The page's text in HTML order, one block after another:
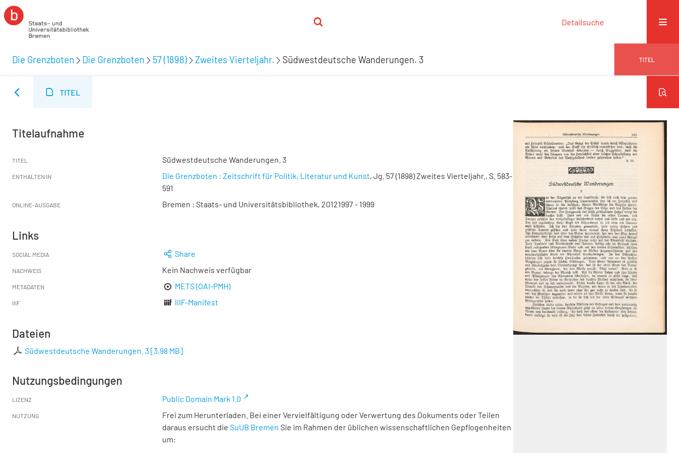
Detailsuche
Die Grenzboten Die Grenzboten 57 (1898) Zweites Vierteljahr. Südwestdeutsche Wanderungen. 3 TITEL
TITEL
Titelaufnahme
TITEL Südwestdeutsche Wanderungen. 3
ENTHALTEN IN Die Grenzboten : Zeitschrift für Politik, Literatur und Kunst, Jg. 57 (1898) Zweites Vierteljahr., S. 583-
591
ONLINE-AUSGABE Bremen : Staats- und Universitätsbibliothek, 20121997 - 1999
Links
SOCIAL MEDIA Share
NACHWEIS Kein Nachweis verfügbar
METADATEN METS (OAI-PMH)
IIIF IIIF-Manifest
Dateien
Südwestdeutsche Wanderungen. 3[3,98 MB]
Nutzungsbedingungen
LIZENZ Public Domain Mark 1.0
NUTZUNG
Frei zum Herunterladen. Bei einer Vervielfältigung oder Verwertung des Dokuments oder Teilen
daraus ersucht die SuUB Bremen Sie im Rahmen der üblichen wissenschaftlichen Gepflogenheiten
um: